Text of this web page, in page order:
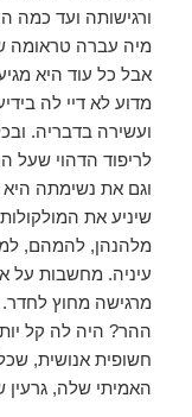
ורגישותה ועד כמה
מיה עברה טראומה
אבל כל עוד היא
מדוע לא דיי לה
ועשירה בדבריה.
לריפוד הדהוי שעל
וגם את נשימתה היא
שיניע את
מלהנהן, להמהם,
עיניה. מחשבות על
מרגישה מחוץ לחדר.
ההר? היה לה קל
חשופית אנושית,
האמיתי שלה, גרעין